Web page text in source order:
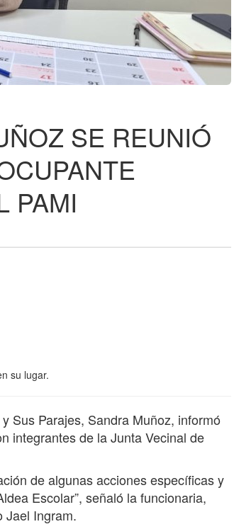
SE REUNIÓ
PAMI
su lugar.
Sus Parajes, Sandra Muñoz, informó
integrantes de la Junta Vecinal de
de algunas acciones específicas y
Escolar”, señaló la funcionaria,
Jael Ingram.